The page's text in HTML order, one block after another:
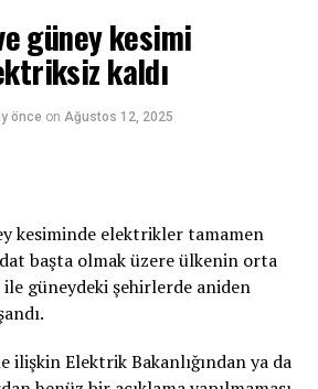
ulaşması bekleniyor. Türkiye
göre Akdeniz Bölgesi
sıcaklık 36-39 derece.
alanlarda ise sıcaklık 50 dereceyi
güney kesimi
kaldı
önce on Ağustos 12, 2025
kesiminde elektrikler tamamen
başta olmak üzere ülkenin orta
güneydeki şehirlerde aniden
Elektrik Bakanlığından ya da